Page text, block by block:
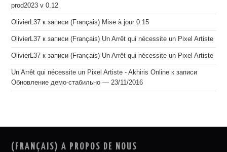
prod2023 v 0.12
OlivierL37 к записи(Français) Mise à jour 0.15
OlivierL37 к записи(Français) Un Arrêt qui nécessite un Pixel Artiste
OlivierL37 к записи(Français) Un Arrêt qui nécessite un Pixel Artiste
Un Arrêt qui nécessite un Pixel Artiste - Akhiris Online к записи
Обновление демо-стабильно — 23/11/2016
(FRANÇAIS) A PROPOS DE NOUS